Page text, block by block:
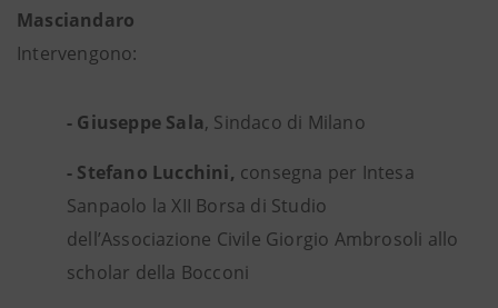
Masciandaro
Intervengono:
- Giuseppe Sala, Sindaco di Milano
- Stefano Lucchini, consegna per Intesa
Sanpaolo la XII Borsa di Studio
dell’Associazione Civile Giorgio Ambrosoli allo
scholar della Bocconi